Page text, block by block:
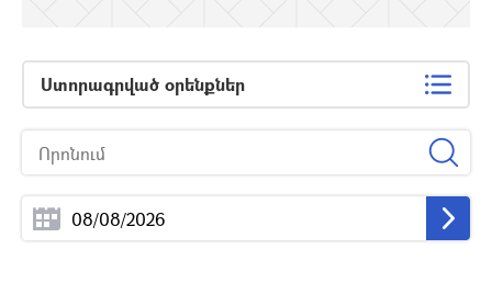
Ստորագրված օրենքներ